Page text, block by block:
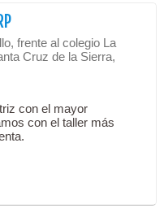
frente al colegio La
Cruz de la Sierra,
con el mayor
con el taller más